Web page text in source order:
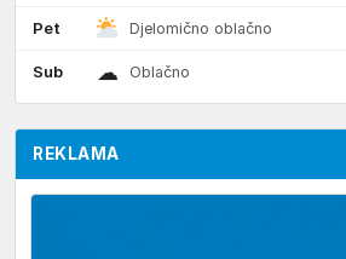
Pet Djelomično oblačno
Sub ☁ Oblačno
REKLAMA